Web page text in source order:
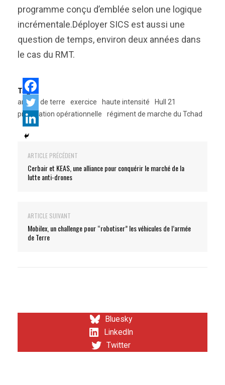
programme conçu d’emblée selon une logique
incrémentale.Déployer SICS est aussi une
question de temps, environ deux années dans
le cas du RMT.
Tags:
armée de terre
exercice haute intensité
Hull 21
préparation opérationnelle
régiment de marche du Tchad
ARTICLE PRÉCÉDENT
Cerbair et KEAS, une alliance pour conquérir le marché de la
lutte anti-drones
ARTICLE SUIVANT
Mobilex, un challenge pour “robotiser” les véhicules de l’armée
de Terre
Bluesky
LinkedIn
Twitter